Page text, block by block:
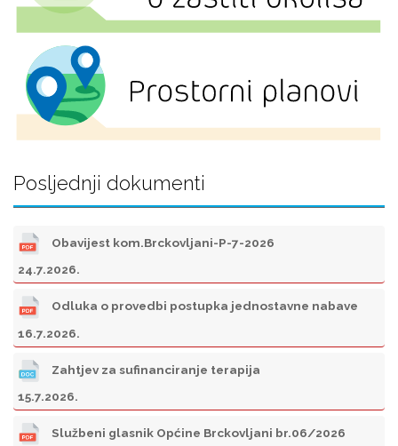
Posljednji dokumenti
Obavijest kom.Brckovljani-P-7-2026
24.7.2026.
Odluka o provedbi postupka jednostavne nabave
16.7.2026.
Zahtjev za sufinanciranje terapija
15.7.2026.
Službeni glasnik Općine Brckovljani br.06/2026